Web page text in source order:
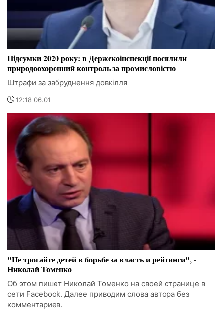
Підсумки 2020 року: в Держекоінспекції посилили
природоохоронний контроль за промисловістю
Штрафи за забруднення довкілля
12:18 06.01
"Не трогайте детей в борьбе за власть и рейтинги", -
Николай Томенко
Об этом пишет Николай Томенко на своей странице в
сети Facebook. Далее приводим слова автора без
комментариев.